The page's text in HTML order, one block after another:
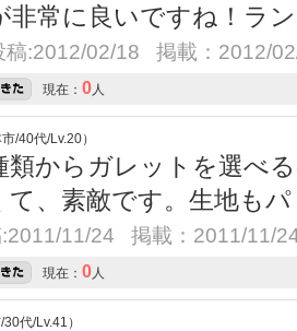
非常に良いですね！ラ
稿:2012/02/18 掲載：2012/
現在： 0人
/40代/Lv.20）
類からガレットを選べ
て、素敵です。生地も
:2011/11/24 掲載：2011/11/
現在： 0人
代/Lv.41）